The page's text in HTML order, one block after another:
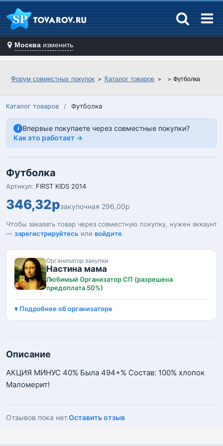
Москва изменить
Форум совместных покупок Каталог товаров Футболка
Каталог товаров / Футболка
i Впервые покупаете через совместные покупки?
Как это работает →
Футболка
Артикул: FIRST KIDS 2014
346,32рзакупочная 296,00р
Чтобы заказать товар через совместную покупку, нужен аккаунт
— зарегистрируйтесь или войдите.
Организатор закупки
Настина мама
Любимый Организатор СП (разрешена
предоплата 50%)
Подробнее об организаторе
Описание
АКЦИЯ МИНУС 40% Была 494+% Состав: 100% хлопок
Маломерит!
Отзывов пока нет.Оставить отзыв